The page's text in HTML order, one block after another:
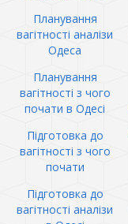
Планування
вагітності аналізи
Одеса
Планування
вагітності з чого
почати в Одесі
Підготовка до
вагітності з чого
почати
Підготовка до
вагітності аналізи